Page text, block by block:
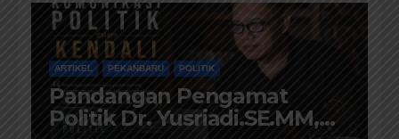
ARTIKEL PEKANBARU POLITIK
Pandangan Pengamat
Politik Dr. Yusriadi.SE.MM,